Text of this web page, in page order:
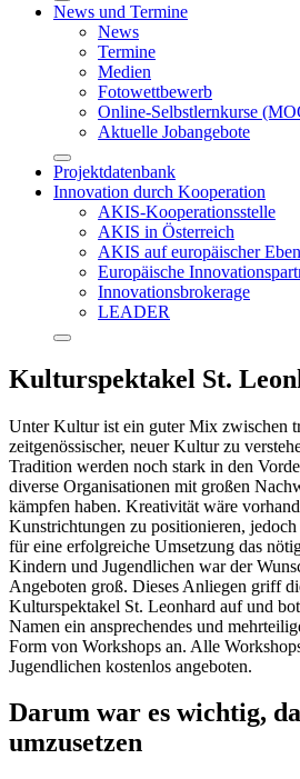
News und Termine
News
Termine
Medien
Fotowettbewerb
Online-Selbstlernkurse
Aktuelle Jobangebote
Projektdatenbank
Innovation durch Kooperation
AKIS-Kooperationsstelle
AKIS in Österreich
AKIS auf europäischer
Europäische
Innovationsbrokerage
LEADER
Kulturspektakel St.
Unter Kultur ist ein guter Mix zwischen
zeitgenössischer, neuer Kultur zu
Tradition werden noch stark in den
diverse Organisationen mit großen
kämpfen haben. Kreativität wäre
Kunstrichtungen zu positionieren,
für eine erfolgreiche Umsetzung das
Kindern und Jugendlichen war der
Angeboten groß. Dieses Anliegen griff
Kulturspektakel St. Leonhard auf und
Namen ein ansprechendes und
Form von Workshops an. Alle
Jugendlichen kostenlos angeboten.
Darum war es wichtig,
umzusetzen